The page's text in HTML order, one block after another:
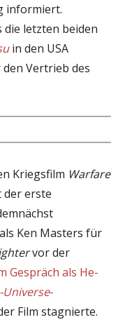
informiert.
die letzten beiden
in den USA
Vertrieb des
Kriegsfilm Warfare
der erste
Ken Masters für
vor der
Gespräch als He-
-
Film stagnierte.